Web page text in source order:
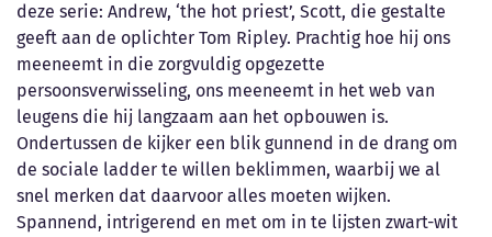
deze serie: Andrew, ‘the hot priest’, Scott, die gestalte
geeft aan de oplichter Tom Ripley. Prachtig hoe hij ons
meeneemt in die zorgvuldig opgezette
persoonsverwisseling, ons meeneemt in het web van
leugens die hij langzaam aan het opbouwen is.
Ondertussen de kijker een blik gunnend in de drang om
de sociale ladder te willen beklimmen, waarbij we al
snel merken dat daarvoor alles moeten wijken.
Spannend, intrigerend en met om in te lijsten zwart-wit